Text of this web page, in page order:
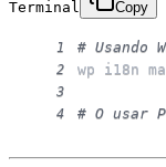
Terminal Copy
1 # Usando
2 wp i18n
3
4
# O usar